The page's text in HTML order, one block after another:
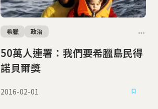
50萬人連署：我們要希臘島民得
諾貝爾獎
希臘 政治
2016-02-01